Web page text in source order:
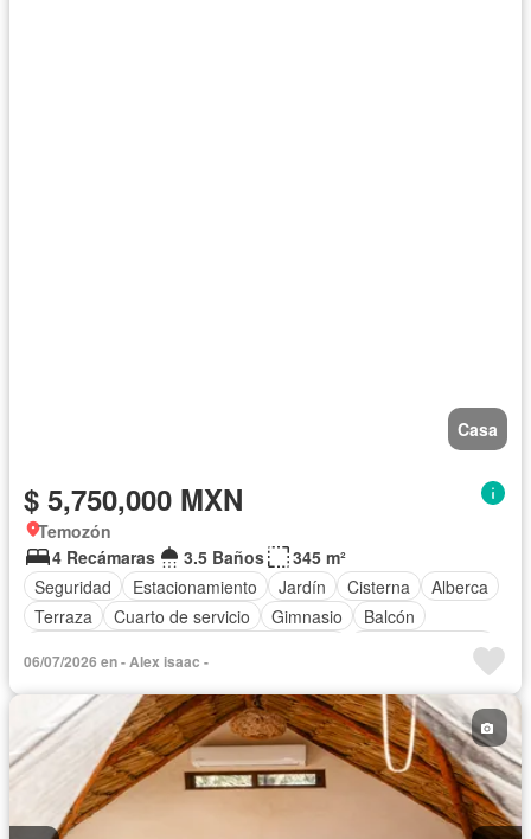
Casa
$ 5,750,000 MXN
Temozón
4 Recámaras
3.5 Baños
345 m²
Seguridad
Estacionamiento Jardín Cisterna
Alberca
Terraza
Cuarto de servicio Gimnasio
Balcón
Cocina equipada
Zona infantil
Sala polivalente
Aire acondicionado
Circuito cerrado de televisión
Electricidad
Agua
Cuarto de Limpieza
Televisión por cable
Cancha de tenis
Gas natural
Calefacción
Asador Zonas verdes
Chimenea
Vista panorámica
Recámara con closet
06/07/2026 en - Alex isaac -